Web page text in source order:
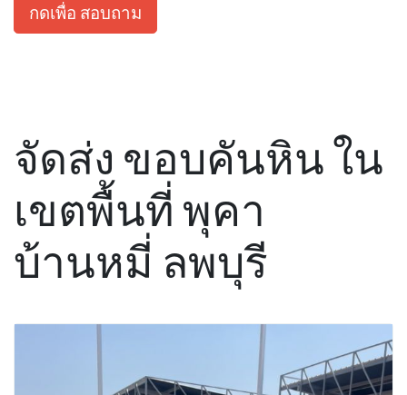
กดเพื่อ สอบถาม
จัดส่ง ขอบคันหิน ใน
เขตพื้นที่ พุคา
บ้านหมี่ ลพบุรี